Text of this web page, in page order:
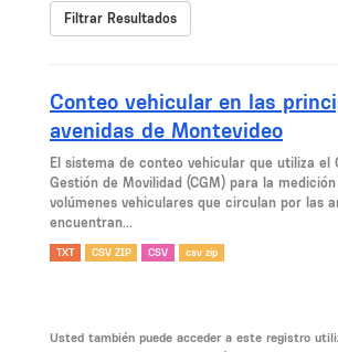
Filtrar Resultados
Conteo vehicular en las
avenidas de Montevideo
El sistema de conteo vehicular que utiliza el
Gestión de Movilidad (CGM) para la
volúmenes vehiculares que circulan por las
encuentran...
TXT CSV ZIP CSV csv zip
Usted también puede acceder a este registro